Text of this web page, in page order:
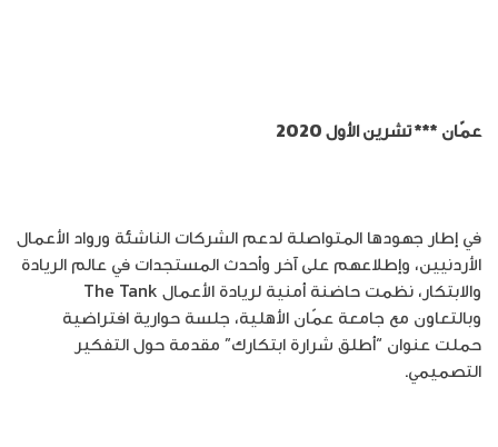
عمّان *** تشرين الأول 2020
في إطار جهودها المتواصلة لدعم الشركات الناشئة ورواد الأعمال
الأردنيين، وإطلاعهم على آخر وأحدث المستجدات في عالم الريادة
والابتكار، نظمت حاضنة أمنية لريادة الأعمال The Tank
وبالتعاون مع جامعة عمّان الأهلية، جلسة حوارية افتراضية
حملت عنوان “أطلق شرارة ابتكارك” مقدمة حول التفكير
التصميمي.